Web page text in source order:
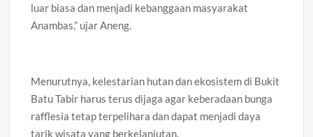
luar biasa dan menjadi kebanggaan masyarakat
Anambas,” ujar Aneng.
Menurutnya, kelestarian hutan dan ekosistem di Bukit
Batu Tabir harus terus dijaga agar keberadaan bunga
rafflesia tetap terpelihara dan dapat menjadi daya
tarik wisata yang berkelanjutan.